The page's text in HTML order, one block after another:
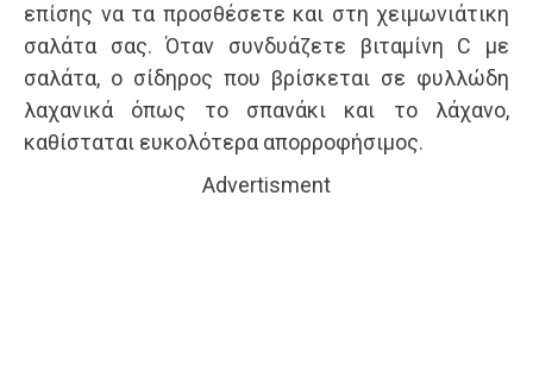
επίσης να τα προσθέσετε και στη χειμωνιάτικη
σαλάτα σας. Όταν συνδυάζετε βιταμίνη C με
σαλάτα, ο σίδηρος που βρίσκεται σε φυλλώδη
λαχανικά όπως το σπανάκι και το λάχανο,
καθίσταται ευκολότερα απορροφήσιμος.
Advertisment